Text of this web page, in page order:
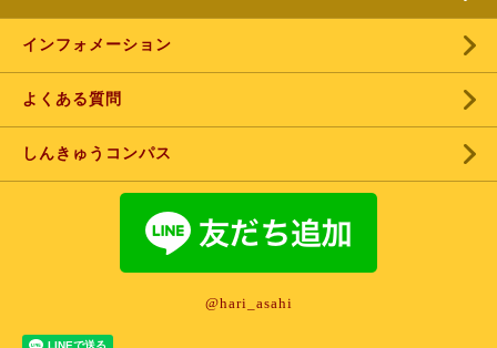
インフォメーション
よくある質問
しんきゅうコンパス
@hari_asahi